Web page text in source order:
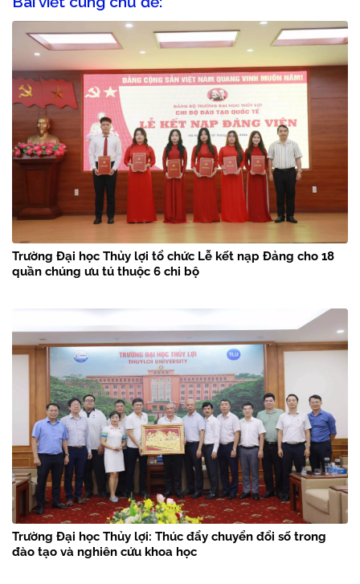
Trường Đại học Thủy lợi tổ chức Lễ kết nạp Đảng cho 18
quần chúng ưu tú thuộc 6 chi bộ
Trường Đại học Thủy lợi: Thúc đẩy chuyển đổi số trong
đào tạo và nghiên cứu khoa học